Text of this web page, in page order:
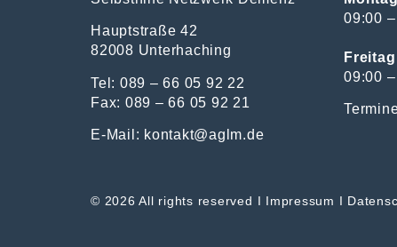
Hauptstraße 42
82008 Unterhaching
Tel: 089 – 66 05 92 22
Fax: 089 – 66 05 92 21
E-Mail: kontakt@aglm.de
09:00
Freitag
09:00
© 2026 All rights reserved I Impressum I